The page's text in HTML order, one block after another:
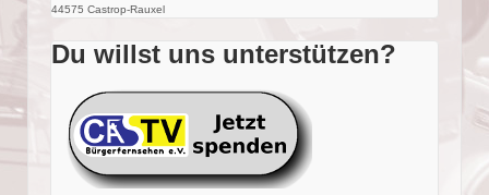
44575 Castrop-Rauxel
Du willst uns unterstützen?